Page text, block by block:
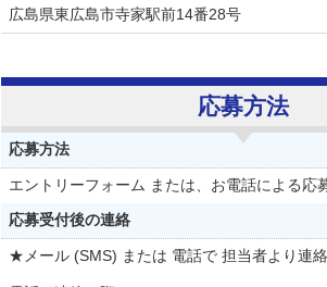
広島県東広島市寺家駅前14番28号
応募方法
応募方法
エントリーフォーム または、お電話による応
応募受付後の連絡
★メール (SMS) または 電話で 担当者より連絡